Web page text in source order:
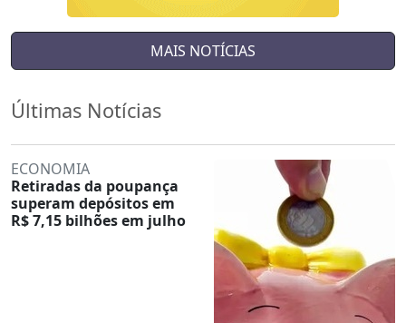
MAIS NOTÍCIAS
Últimas Notícias
ECONOMIA
Retiradas da poupança
superam depósitos em
R$ 7,15 bilhões em julho